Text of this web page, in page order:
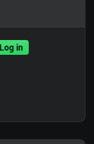
Log in